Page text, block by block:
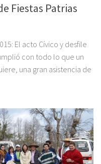
Fiestas Patrias
El acto Cívico y desfile
con todo lo que un
una gran asistencia de